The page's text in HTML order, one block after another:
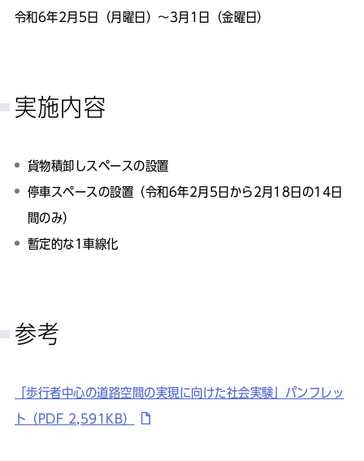
令和6年2月5日（月曜日）～3月1日（金曜日）
実施内容
貨物積卸しスペースの設置
停車スペースの設置（令和6年2月5日から2月18日の14日
間のみ）
暫定的な1車線化
参考
「歩行者中心の道路空間の実現に向けた社会実験」パンフレッ
ト（PDF 2,591KB）